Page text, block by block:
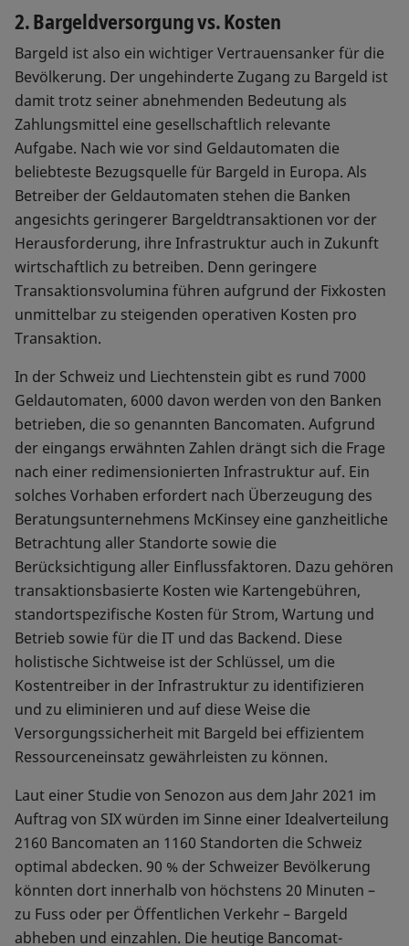
2. Bargeldversorgung vs. Kosten
Bargeld ist also ein wichtiger Vertrauensanker für die
Bevölkerung. Der ungehinderte Zugang zu Bargeld ist
damit trotz seiner abnehmenden Bedeutung als
Zahlungsmittel eine gesellschaftlich relevante
Aufgabe. Nach wie vor sind Geldautomaten die
beliebteste Bezugsquelle für Bargeld in Europa. Als
Betreiber der Geldautomaten stehen die Banken
angesichts geringerer Bargeldtransaktionen vor der
Herausforderung, ihre Infrastruktur auch in Zukunft
wirtschaftlich zu betreiben. Denn geringere
Transaktionsvolumina führen aufgrund der Fixkosten
unmittelbar zu steigenden operativen Kosten pro
Transaktion.
In der Schweiz und Liechtenstein gibt es rund 7000
Geldautomaten, 6000 davon werden von den Banken
betrieben, die so genannten Bancomaten. Aufgrund
der eingangs erwähnten Zahlen drängt sich die Frage
nach einer redimensionierten Infrastruktur auf. Ein
solches Vorhaben erfordert nach Überzeugung des
Beratungsunternehmens McKinsey eine ganzheitliche
Betrachtung aller Standorte sowie die
Berücksichtigung aller Einflussfaktoren. Dazu gehören
transaktionsbasierte Kosten wie Kartengebühren,
standortspezifische Kosten für Strom, Wartung und
Betrieb sowie für die IT und das Backend. Diese
holistische Sichtweise ist der Schlüssel, um die
Kostentreiber in der Infrastruktur zu identifizieren
und zu eliminieren und auf diese Weise die
Versorgungssicherheit mit Bargeld bei effizientem
Ressourceneinsatz gewährleisten zu können.
Laut einer Studie von Senozon aus dem Jahr 2021 im
Auftrag von SIX würden im Sinne einer Idealverteilung
2160 Bancomaten an 1160 Standorten die Schweiz
optimal abdecken. 90 % der Schweizer Bevölkerung
könnten dort innerhalb von höchstens 20 Minuten –
zu Fuss oder per Öffentlichen Verkehr – Bargeld
abheben und einzahlen. Die heutige Bancomat-